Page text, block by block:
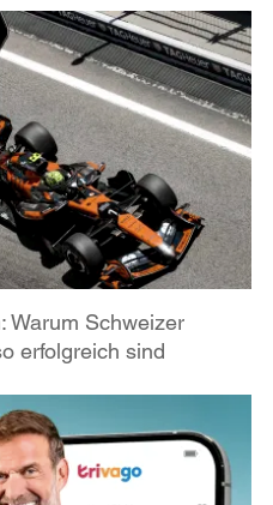
Warum Schweizer
erfolgreich sind